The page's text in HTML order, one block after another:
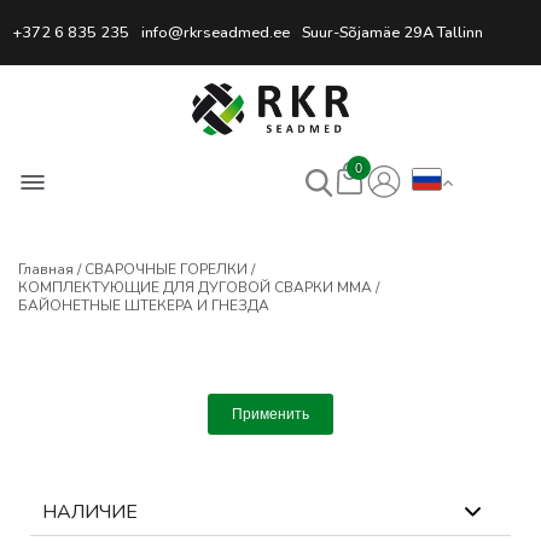
Профессиональный
+372 6 835 235 info@rkrseadmed.ee Suur-Sõjamäe 29A Tallinn
0
Главная
СВАРОЧНЫЕ ГОРЕЛКИ
КОМПЛЕКТУЮЩИЕ ДЛЯ ДУГОВОЙ СВАРКИ MMA
БАЙОНЕТНЫЕ ШТЕКЕРА И ГНЕЗДА
Применить
НАЛИЧИЕ